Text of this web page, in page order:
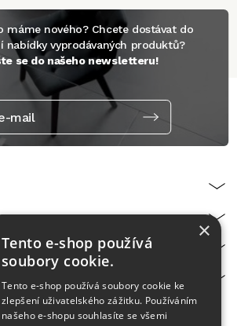
máme nového? Chcete dostávat do
nabídky vyprodávaných produktů?
se do našeho newsletteru!
mail
×
Tento e-shop používá
soubory cookie.
Tento e-shop používá soubory cookie ke
zlepšení uživatelského zážitku. Používáním
našeho e-shopu souhlasíte se všemi